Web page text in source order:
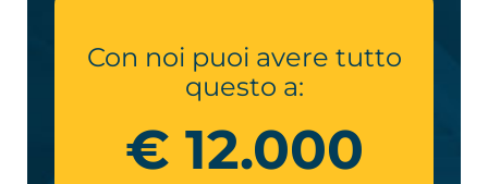
Con noi puoi avere tutto
questo a:
€ 12.000